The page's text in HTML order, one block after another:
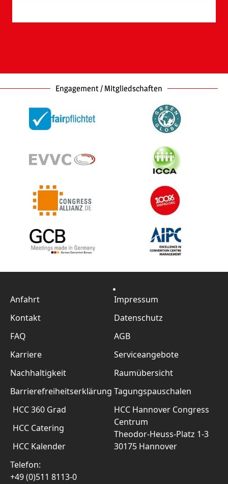
Engagement / Mitgliedschaften
Anfahrt
Kontakt
FAQ
Impressum
Datenschutz
AGB
Karriere
Nachhaltigkeit
Barrierefreiheitserklärung
Serviceangebote
Raumübersicht
Tagungspauschalen
HCC 360 Grad
HCC Catering
HCC Kalender
HCC Hannover Congress
Centrum
Theodor-Heuss-Platz 1-3
30175 Hannover
Telefon:
+49 (0)511 8113-0